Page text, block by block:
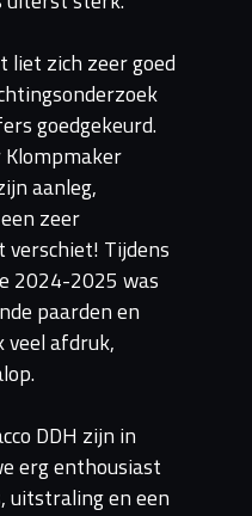
liet zich zeer goed
goedgekeurd.
Klompmaker
aanleg,
zeer
Tijdens
2024-2025 was
paarden en
afdruk,
DDH zijn in
erg enthousiast
uitstraling en een